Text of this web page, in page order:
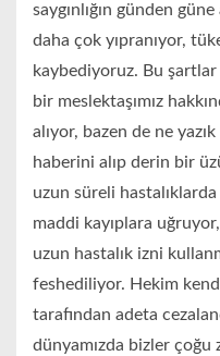
saygınlığın günden
daha çok yıpranıyor,
kaybediyoruz. Bu
bir meslektaşımız
alıyor, bazen de ne
haberini alıp derin bir
uzun süreli
maddi kayıplara
uzun hastalık izni
feshediliyor. Hekim
tarafından adeta
dünyamızda bizler çoğu